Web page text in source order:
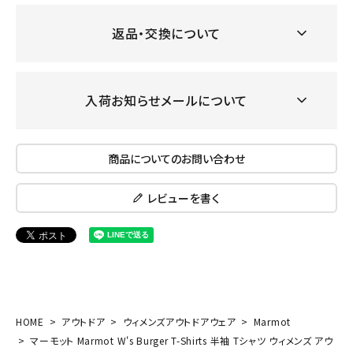
返品・交換について
入荷お知らせメールについて
商品についてのお問い合わせ
レビューを書く
HOME アウトドア ウィメンズアウトドアウェア
Marmot
マーモット Marmot W's Burger T-Shirts 半袖 Tシャツ ウィメンズ アウ